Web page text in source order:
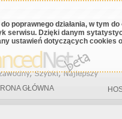
poprawnego działania, w tym
serwisu. Dzięki danym
ustawień dotyczących cookies
GŁÓWNA